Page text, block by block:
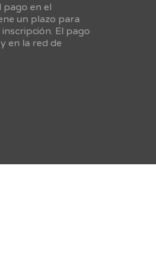
pago en el
un plazo para
El pago
en la red de